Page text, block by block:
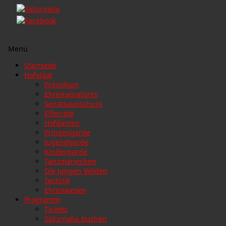
Menü
Zum
Inhalt
Startseite
Hofstaat
Präsidium
Ehrensenatores
Senatsausschuss
Elferräte
Hofdamen
Prinzengarde
Jugendgarde
Kindergarde
Tanzmariechen
Die Jungen Wilden
Technik
Ehrenwesen
Programm
Tickets
Saturnalia buchen